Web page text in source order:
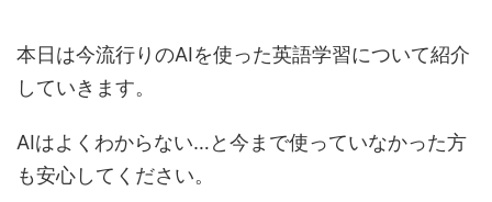
本日は今流行りのAIを使った英語学習について紹介
していきます。
AIはよくわからない…と今まで使っていなかった方
も安心してください。